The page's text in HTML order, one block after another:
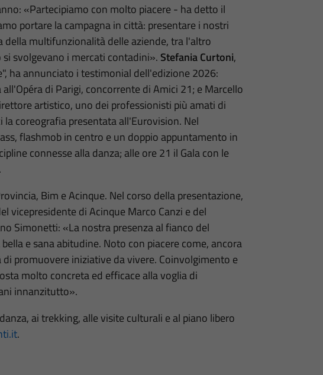
«Partecipiamo con molto piacere - ha detto il
portare la campagna in città: presentare i nostri
multifunzionalità delle aziende, tra l'altro
svolgevano i mercati contadini». Stefania Curtoni,
ha annunciato i testimonial dell'edizione 2026:
di Parigi, concorrente di Amici 21; e Marcello
artistico, uno dei professionisti più amati di
la coreografia presentata all'Eurovision. Nel
flashmob in centro e un doppio appuntamento in
connesse alla danza; alle ore 21 il Gala con le
Bim e Acinque. Nel corso della presentazione,
vicepresidente di Acinque Marco Canzi e del
Simonetti: «La nostra presenza al fianco del
e sana abitudine. Noto con piacere come, ancora
promuovere iniziative da vivere. Coinvolgimento e
molto concreta ed efficace alla voglia di
innanzitutto».
ai trekking, alle visite culturali e al piano libero
.